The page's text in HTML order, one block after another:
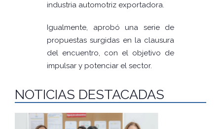
industria automotriz exportadora.
Igualmente, aprobó una serie de
propuestas surgidas en la clausura
del encuentro, con el objetivo de
impulsar y potenciar el sector.
NOTICIAS DESTACADAS